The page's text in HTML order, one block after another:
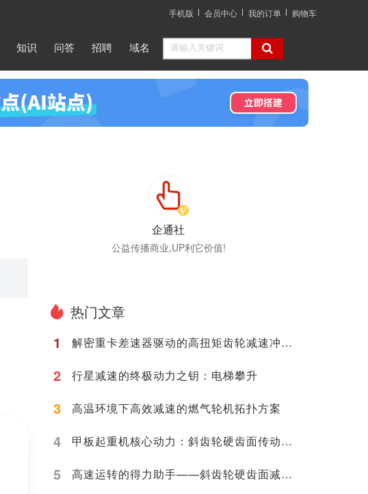
手机版 会员中心 我的订单 购物车
知识 问答 招聘 域名
企通社
公益传播商业,UP利它价值!
热门文章
1
解密重卡差速器驱动的高扭矩齿轮减速冲击力
2 行星减速的终极动力之钥：电梯攀升
3 高温环境下高效减速的燃气轮机拓扑方案
4 甲板起重机核心动力：斜齿轮硬齿面传动解析
5 高速运转的得力助手——斜齿轮硬齿面减速机